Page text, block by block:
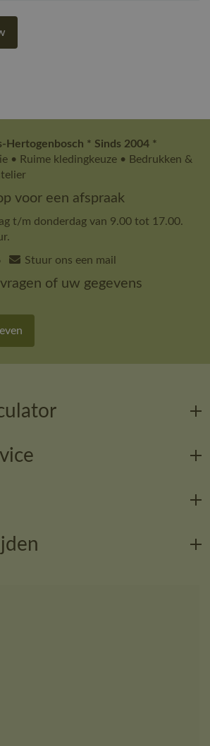
Hertogenbosch * Sinds 2004 *
• Ruime kledingkeuze • Bedrukken &
voor een afspraak
t/m donderdag van 9.00 tot 17.00.
Stuur ons een mail
of uw gegevens